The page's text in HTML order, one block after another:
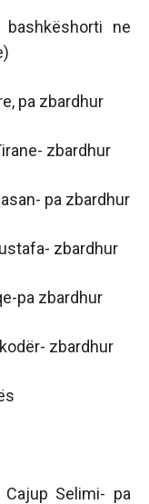
ne
pa zbardhur
zbardhur
pa zbardhur
zbardhur
pa zbardhur
zbardhur
Selimi- pa